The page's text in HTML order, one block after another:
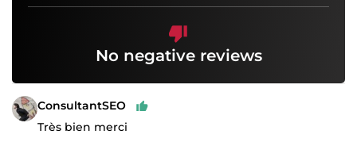
No negative reviews
ConsultantSEO
Très bien merci